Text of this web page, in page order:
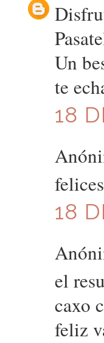
Un
te
18
18
el
caxo
feliz